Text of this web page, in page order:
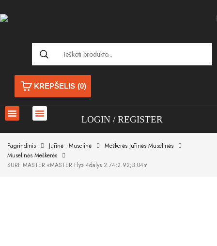
KREPŠELIS (0)
LOGIN REGISTER
Pagrindinis Jūrinė - Muselinė
Meškerės Jūrinės Muselinės
Muselinės Meškerės
SURF MASTER «MASTER Fly» 4dalys 2.74;2.92;3.04m